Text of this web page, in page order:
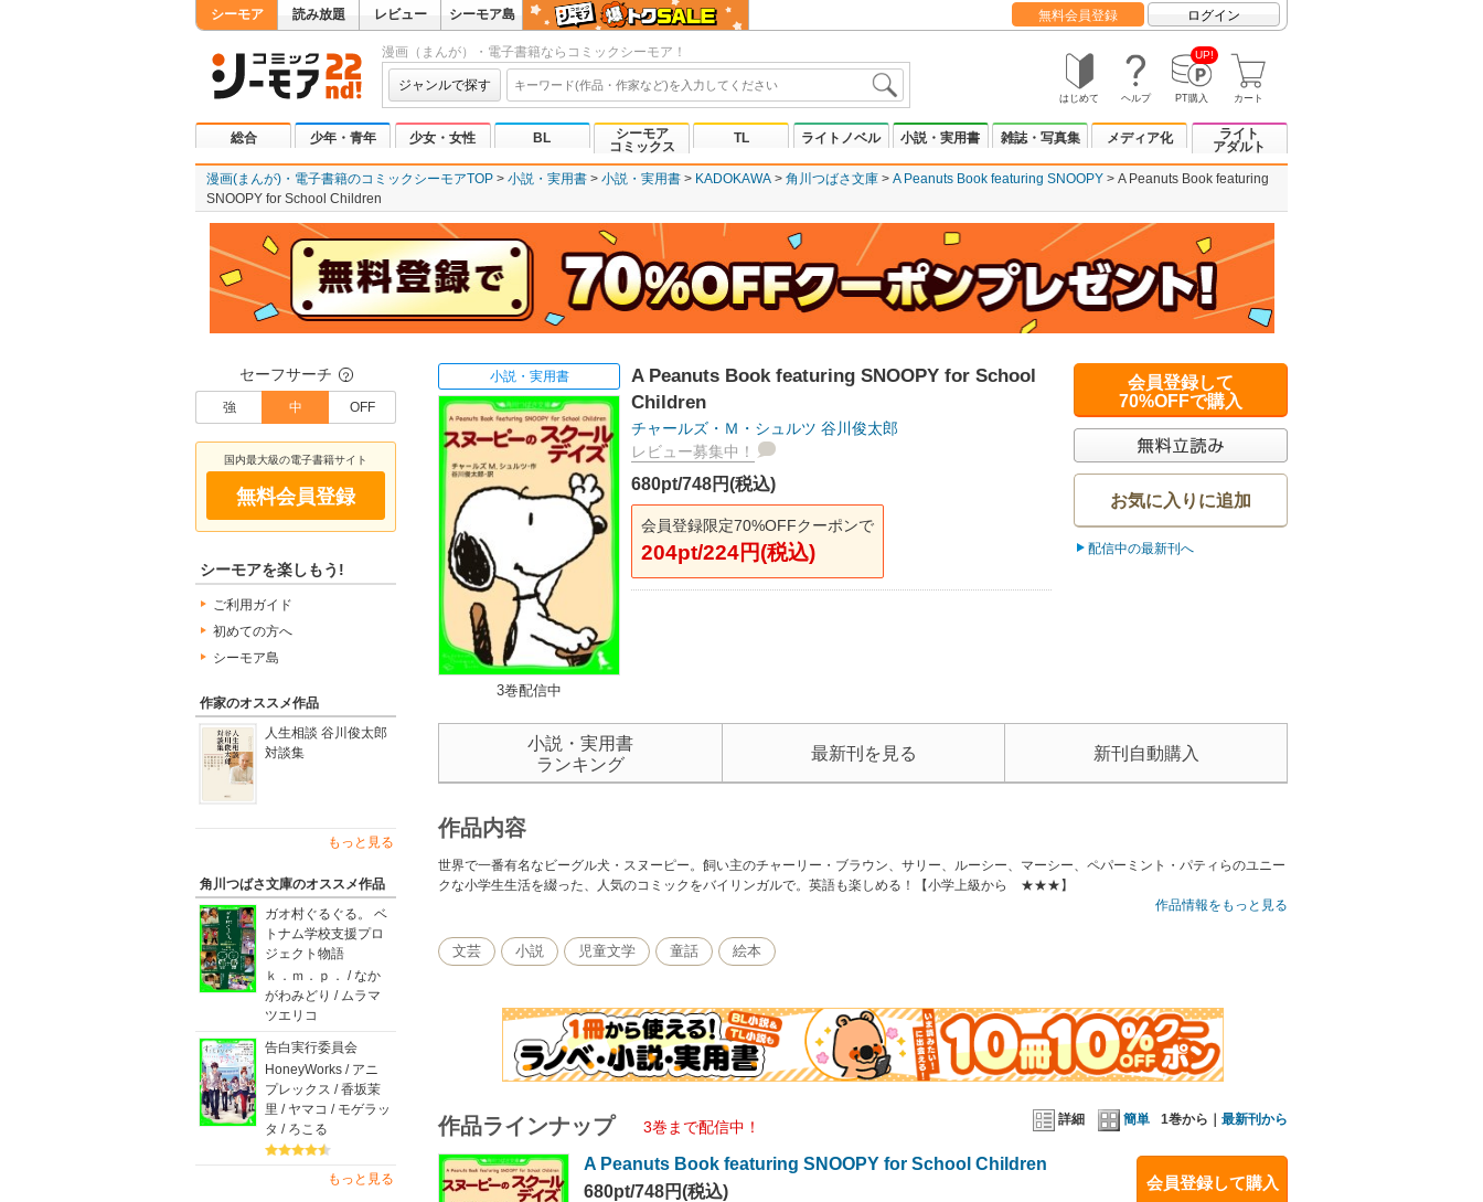
シーモア 読み放題 レビュー シーモア島 無料会員登録 ログイン
漫画（まんが）・電子書籍ならコミックシーモア！
ジャンルで探す
はじめて ヘルプ
UP!
PT購入 カート
総合 少年・青年 少女・女性 BL
シーモア
コミックス
TL ライトノベル 小説・実用書 雑誌・写真集 メディア化
ライト
アダルト
漫画(まんが)・電子書籍のコミックシーモアTOP 小説・実用書 小説・実用書 KADOKAWA 角川つばさ文庫 A Peanuts Book featuring SNOOPY
A Peanuts Book featuring
SNOOPY for School Children
セーフサーチ ？
強 中 OFF
国内最大級の電子書籍サイト
無料会員登録
シーモアを楽しもう!
ご利用ガイド
初めての方へ
シーモア島
作家のオススメ作品
人生相談 谷川俊太郎
対談集
もっと見る
角川つばさ文庫のオススメ作品
ガオ村ぐるぐる。 ベ
トナム学校支援プロ
ジェクト物語
ｋ．ｍ．ｐ． / なか
がわみどり / ムラマ
ツエリコ
告白実行委員会
HoneyWorks / アニ
プレックス / 香坂茉
里 / ヤマコ / モゲラッ
タ / ろこる
もっと見る
小説・実用書
3巻配信中
A Peanuts Book featuring SNOOPY for School
Children
チャールズ・Ｍ・シュルツ 谷川俊太郎
レビュー募集中！
680pt/748円(税込)
会員登録限定70%OFFクーポンで
204pt/224円(税込)
会員登録して
70%OFFで購入
お気に入りに追加
配信中の最新刊へ
小説・実用書
ランキング
最新刊を見る 新刊自動購入
作品内容
世界で一番有名なビーグル犬・スヌーピー。飼い主のチャーリー・ブラウン、サリー、ルーシー、マーシー、ペパーミント・パティらのユニー
クな小学生生活を綴った、人気のコミックをバイリンガルで。英語も楽しめる！【小学上級から ★★★】
作品情報をもっと見る
文芸 小説 児童文学 童話 絵本
詳細 簡単 1巻から｜ 最新刊から
作品ラインナップ 3巻まで配信中！
会員登録して購入
A Peanuts Book featuring SNOOPY for School Children
680pt/748円(税込)